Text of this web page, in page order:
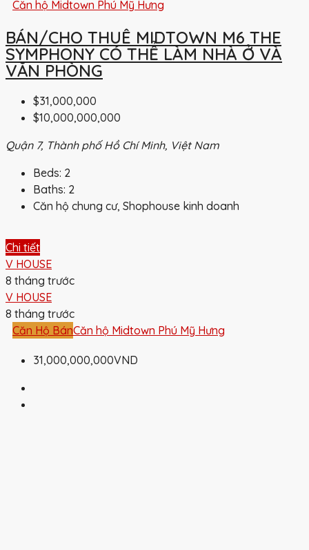
Căn hộ Midtown Phú Mỹ Hưng
BÁN/CHO THUÊ MIDTOWN M6 THE
SYMPHONY CÓ THỂ LÀM NHÀ Ở VÀ
VĂN PHÒNG
$31,000,000
$10,000,000,000
Quận 7, Thành phố Hồ Chí Minh, Việt Nam
Beds: 2
Baths: 2
Căn hộ chung cư, Shophouse kinh doanh
Chi tiết
V HOUSE
8 tháng trước
V HOUSE
8 tháng trước
Căn Hộ BánCăn hộ Midtown Phú Mỹ Hưng
31,000,000,000VND